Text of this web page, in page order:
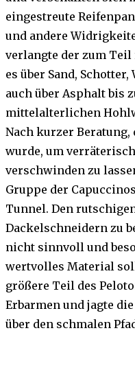
eingestreute
und andere
verlangte der zum Teil
es über Sand,
auch über Asphalt bis
mittelalterlichen
Nach kurzer
wurde, um
verschwinden zu
Gruppe der
Tunnel. Den
Dackelschneidern zu
nicht sinnvoll und
wertvolles Material
größere Teil des
Erbarmen und jagte
über den schmalen